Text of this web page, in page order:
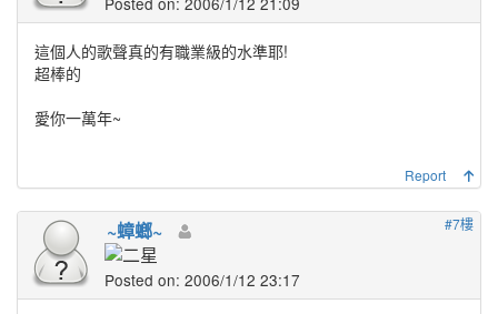
這個人的歌聲真的有職業級的水準耶!
超棒的
愛你一萬年~
Report
#7樓
~蟑螂~
Posted on: 2006/1/12 23:17